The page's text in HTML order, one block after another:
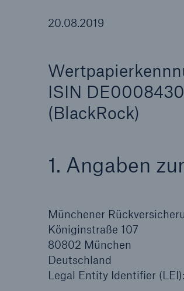
20.08.2019
ISIN
(BlackRock)
1. Angaben
Münchener
Königinstraße 107
80802 München
Deutschland
Legal Entity Identifier